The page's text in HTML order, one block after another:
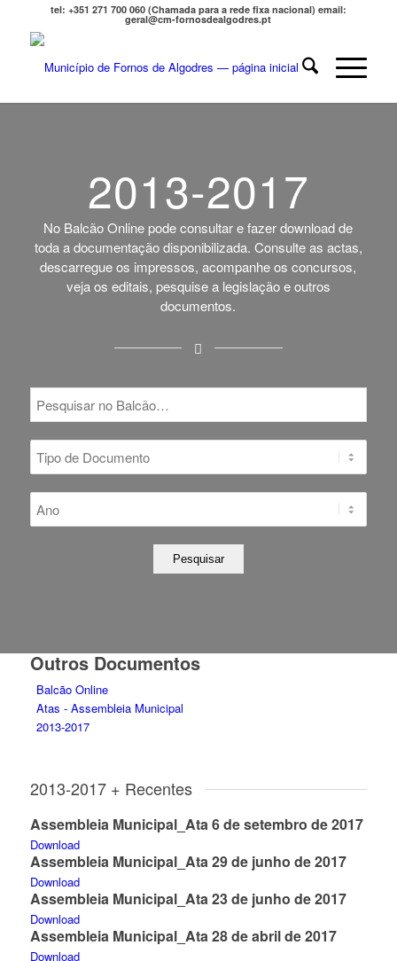
tel: +351 271 700 060 (Chamada para a rede fixa nacional) email:
geral@cm-fornosdealgodres.pt
2013-2017
No Balcão Online pode consultar e fazer download de
toda a documentação disponibilizada. Consulte as actas,
descarregue os impressos, acompanhe os concursos,
veja os editais, pesquise a legislação e outros
documentos.
Outros Documentos
Balcão Online
Atas - Assembleia Municipal
2013-2017
2013-2017 + Recentes
Assembleia Municipal_Ata 6 de setembro de 2017
Download
Assembleia Municipal_Ata 29 de junho de 2017
Download
Assembleia Municipal_Ata 23 de junho de 2017
Download
Assembleia Municipal_Ata 28 de abril de 2017
Download